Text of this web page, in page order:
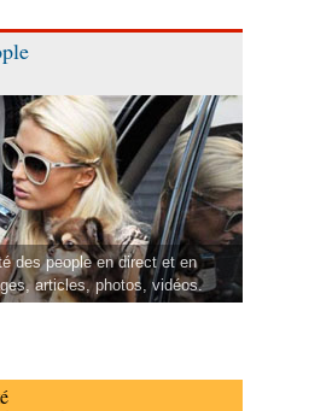
des people en direct et en
articles, photos, vidéos.